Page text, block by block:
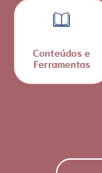
Conteúdos e
Ferramentas